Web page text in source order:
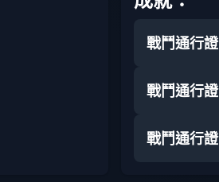
戰鬥通行證
戰鬥通行證
戰鬥通行證